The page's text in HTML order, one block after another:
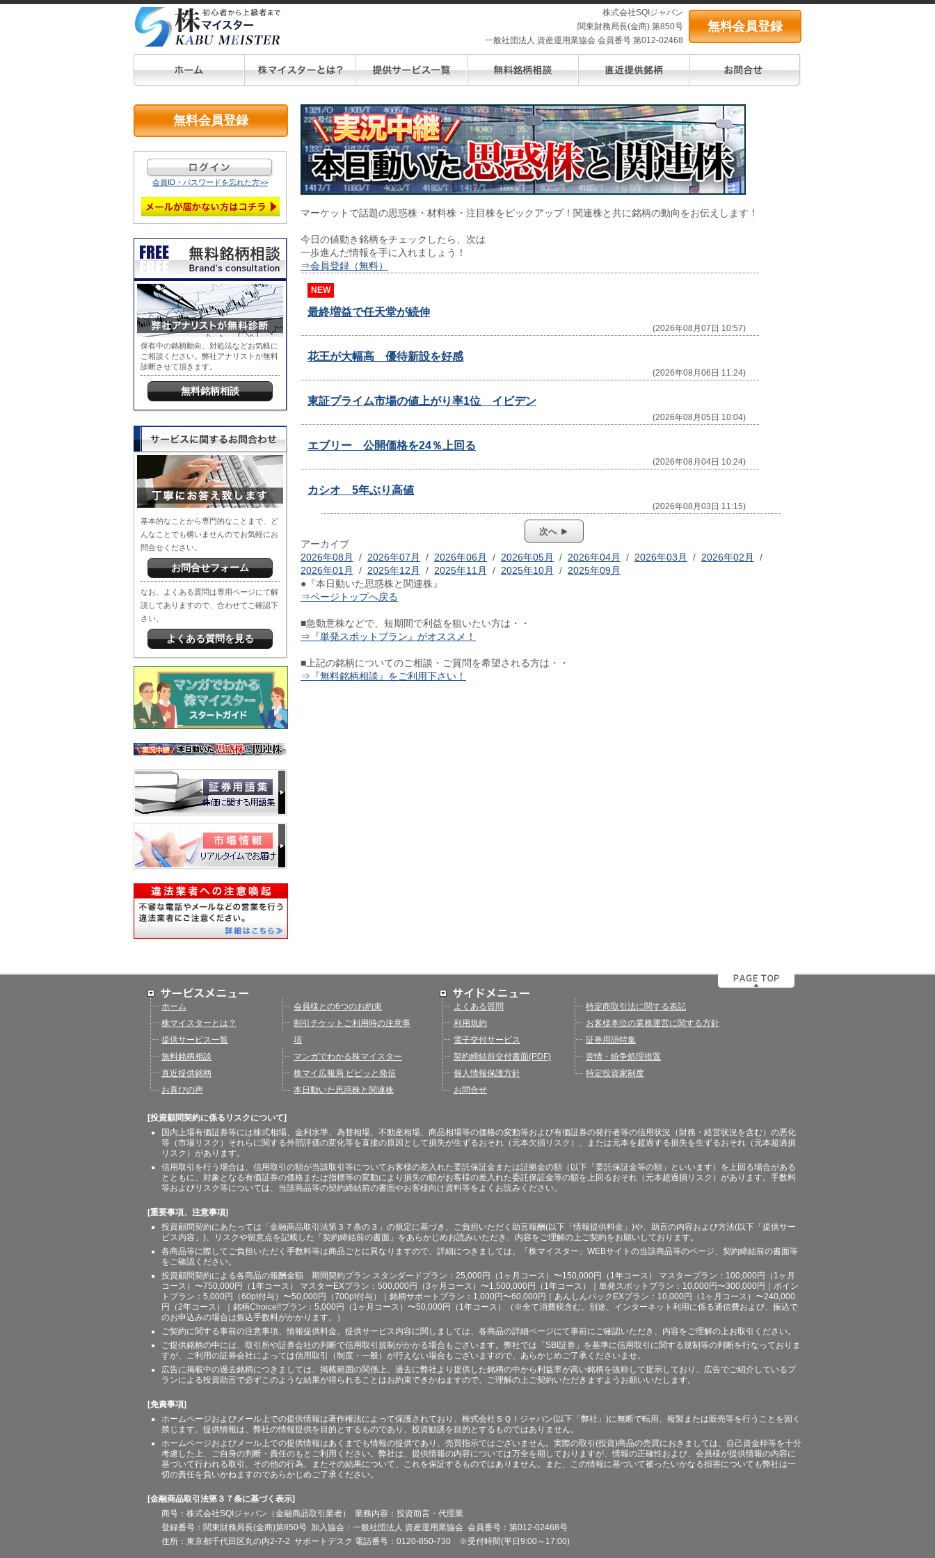
株式会社SQIジャパン
関東財務局長(金商) 第850号
一般社団法人 資産運用業協会 会員番号 第012-02468
無料会員登録
無料会員登録
会員ID・パスワードを忘れた方>>
保有中の銘柄動向、対処法などお気軽に
ご相談ください。弊社アナリストが無料
診断させて頂きます。
無料銘柄相談
基本的なことから専門的なことまで、ど
んなことでも構いませんのでお気軽にお
問合せください。
お問合せフォーム
なお、よくある質問は専用ページにて解
説してありますので、合わせてご確認下
さい。
よくある質問を見る
マーケットで話題の思惑株・材料株・注目株をピックアップ！関連株と共に銘柄の動向をお伝えします！
今日の値動き銘柄をチェックしたら、次は
一歩進んだ情報を手に入れましょう！
⇒会員登録（無料）
NEW
最終増益で任天堂が続伸
(2026年08月07日 10:57)
花王が大幅高 優待新設を好感
(2026年08月06日 11:24)
東証プライム市場の値上がり率1位 イビデン
(2026年08月05日 10:04)
エブリー 公開価格を24％上回る
(2026年08月04日 10:24)
カシオ 5年ぶり高値
(2026年08月03日 11:15)
次へ ►
アーカイブ
2026年08月
/ 2026年07月 / 2026年06月 / 2026年05月 / 2026年04月 / 2026年03月 / 2026年02月
/
2026年01月
/ 2025年12月 / 2025年11月 / 2025年10月 / 2025年09月
●『本日動いた思惑株と関連株』
⇒ページトップへ戻る
■急動意株などで、短期間で利益を狙いたい方は・・
⇒『単発スポットプラン』がオススメ！
■上記の銘柄についてのご相談・ご質問を希望される方は・・
⇒『無料銘柄相談』をご利用下さい！
ホーム
株マイスターとは？
提供サービス一覧
無料銘柄相談
直近提供銘柄
お喜びの声
会員様との6つのお約束
割引チケットご利用時の注意事
項
マンガでわかる株マイスター
株マイ広報局 ビビッと発信
本日動いた思惑株と関連株
よくある質問
利用規約
電子交付サービス
契約締結前交付書面(PDF)
個人情報保護方針
お問合せ
特定商取引法に関する表記
お客様本位の業務運営に関する方針
証券用語特集
苦情・紛争処理措置
特定投資家制度
[投資顧問契約に係るリスクについて]
国内上場有価証券等には株式相場、金利水準、為替相場、不動産相場、商品相場等の価格の変動等および有価証券の発行者等の信用状況（財務・経営状況を含む）の悪化
等（市場リスク）それらに関する外部評価の変化等を直接の原因として損失が生ずるおそれ（元本欠損リスク）、または元本を超過する損失を生ずるおそれ（元本超過損
リスク）があります。
信用取引を行う場合は、信用取引の額が当該取引等についてお客様の差入れた委託保証金または証拠金の額（以下「委託保証金等の額」といいます）を上回る場合がある
とともに、対象となる有価証券の価格または指標等の変動により損失の額がお客様の差入れた委託保証金等の額を上回るおそれ（元本超過損リスク）があります。手数料
等およびリスク等については、当該商品等の契約締結前の書面やお客様向け資料等をよくお読みください。
[重要事項、注意事項]
投資顧問契約にあたっては「金融商品取引法第３７条の３」の規定に基づき、ご負担いただく助言報酬(以下「情報提供料金」)や、助言の内容および方法(以下「提供サー
ビス内容」)、リスクや留意点を記載した「契約締結前の書面」をあらかじめお読みいただき、内容をご理解の上ご契約をお願いしております。
各商品等に際してご負担いただく手数料等は商品ごとに異なりますので、詳細につきましては、「株マイスター」WEBサイトの当該商品等のページ、契約締結前の書面等
をご確認ください。
投資顧問契約による各商品の報酬金額 期間契約プラン スタンダードプラン：25,000円（1ヶ月コース）〜150,000円（1年コース） マスタープラン：100,000円（1ヶ月
コース）〜750,000円（1年コース） マスターEXプラン：500,000円（3ヶ月コース）〜1,500,000円（1年コース）｜単発スポットプラン：10,000円〜300,000円｜ポイン
トプラン：5,000円（60pt付与）〜50,000円（700pt付与）｜銘柄サポートプラン：1,000円〜60,000円｜あんしんパックEXプラン：10,000円（1ヶ月コース）〜240,000
円（2年コース）｜銘柄Choice!!プラン：5,000円（1ヶ月コース）〜50,000円（1年コース）（※全て消費税含む。別途、インターネット利用に係る通信費および、振込で
のお申込みの場合は振込手数料がかかります。）
ご契約に関する事前の注意事項、情報提供料金、提供サービス内容に関しましては、各商品の詳細ページにて事前にご確認いただき、内容をご理解の上お取引ください。
ご提供銘柄の中には、取引所や証券会社の判断で信用取引規制がかかる場合もございます。弊社では「SBI証券」を基準に信用取引に関する規制等の判断を行なっておりま
すが、ご利用の証券会社によっては信用取引（制度・一般）が行えない場合もございますので、あらかじめご了承くださいませ。
広告に掲載中の過去銘柄につきましては、掲載範囲の関係上、過去に弊社より提供した銘柄の中から利益率が高い銘柄を抜粋して提示しており、広告でご紹介しているプ
ランによる投資助言で必ずこのような結果が得られることはお約束できかねますので、ご理解の上ご契約いただきますようお願いいたします。
[免責事項]
ホームページおよびメール上での提供情報は著作権法によって保護されており、株式会社ＳＱＩジャパン(以下「弊社」)に無断で転用、複製または販売等を行うことを固く
禁じます。提供情報は、弊社の情報提供を目的とするものであり、投資勧誘を目的とするものではありません。
ホームページおよびメール上での提供情報はあくまでも情報の提供であり、売買指示ではございません。実際の取引(投資)商品の売買におきましては、自己資金枠等を十分
考慮した上、ご自身の判断・責任のもとご利用ください。弊社は、提供情報の内容については万全を期しておりますが、情報の正確性および、会員様が提供情報の内容に
基づいて行われる取引、その他の行為、またその結果について、これを保証するものではありません。また、この情報に基づいて被ったいかなる損害についても弊社は一
切の責任を負いかねますのであらかじめご了承ください。
[金融商品取引法第３７条に基づく表示]
商号：株式会社SQIジャパン（金融商品取引業者） 業務内容：投資助言・代理業
登録番号：関東財務局長(金商)第850号 加入協会：一般社団法人 資産運用業協会 会員番号：第012-02468号
住所：東京都千代田区丸の内2-7-2 サポートデスク 電話番号：0120-850-730 ※受付時間(平日9:00～17:00)